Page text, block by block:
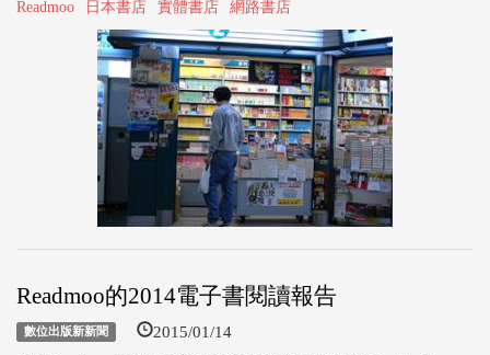
Readmoo 日本書店 實體書店 網路書店
Readmoo的2014電子書閱讀報告
數位出版新新聞 2015/01/14